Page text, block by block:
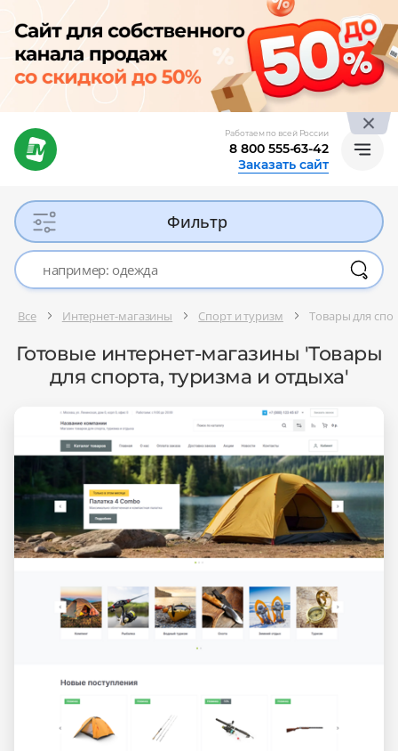
Работаем по всей России
8 800 555-63-42
Заказать сайт
Фильтр
Все Интернет-магазины Спорт и туризм Товары для
Готовые интернет-магазины 'Товары
для спорта, туризма и отдыха'